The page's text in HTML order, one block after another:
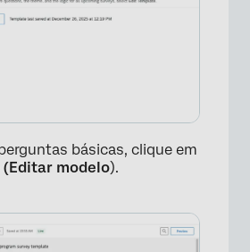
básicas, clique em
(Editar modelo).